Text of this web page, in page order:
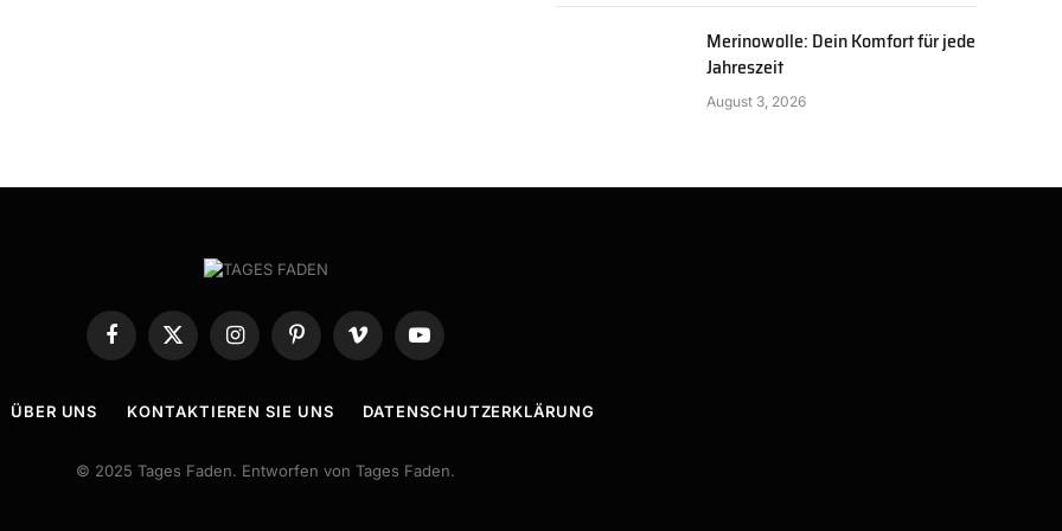
Merinowolle: Dein Komfort für jede
Jahreszeit
August 3, 2026
Facebook
X
(Twitter)
InstagramPinterestVimeo YouTube
ÜBER UNS KONTAKTIEREN SIE UNS DATENSCHUTZERKLÄRUNG
© 2025 Tages Faden. Entworfen von Tages Faden.